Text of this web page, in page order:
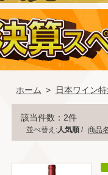
ホーム > 日本ワイン
該当件数：2件
並べ替え:人気順 / 商品